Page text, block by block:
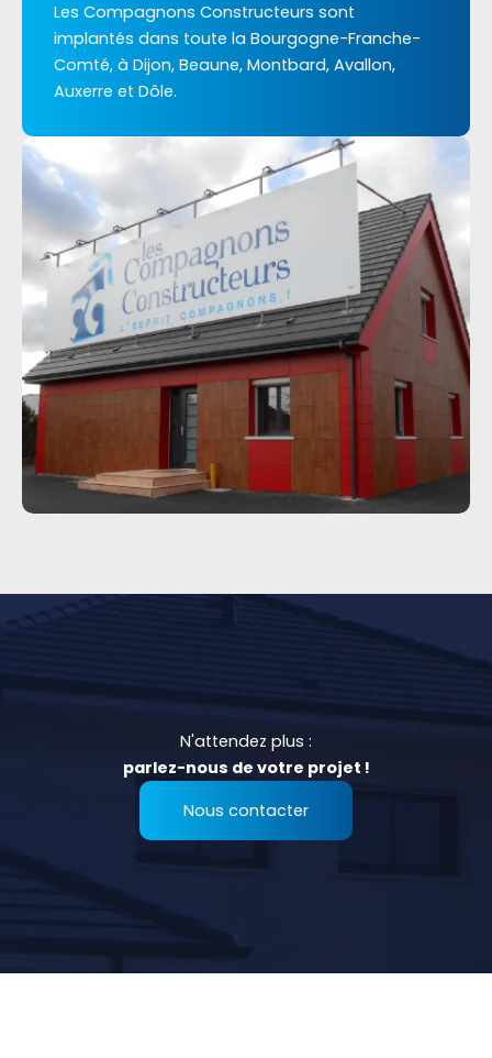
Les Compagnons Constructeurs sont
implantés dans toute la Bourgogne-Franche-
Comté, à Dijon, Beaune, Montbard, Avallon,
Auxerre et Dôle.
N'attendez plus :
parlez-nous de votre projet !
Nous contacter